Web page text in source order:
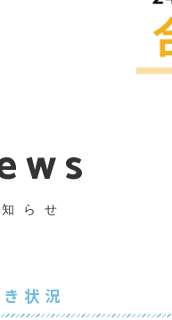
らせ
状況